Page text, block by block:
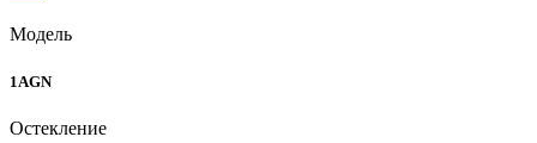
Модель
1AGN
Остекление